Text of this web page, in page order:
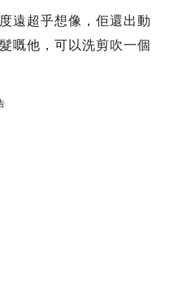
遠超乎想像，佢還出動
嘅他，可以洗剪吹一個